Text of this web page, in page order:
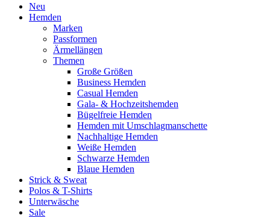
Neu
Hemden
Marken
Passformen
Ärmellängen
Themen
Große Größen
Business Hemden
Casual Hemden
Gala- & Hochzeitshemden
Bügelfreie Hemden
Hemden mit Umschlagmanschette
Nachhaltige Hemden
Weiße Hemden
Schwarze Hemden
Blaue Hemden
Strick & Sweat
Polos & T-Shirts
Unterwäsche
Sale